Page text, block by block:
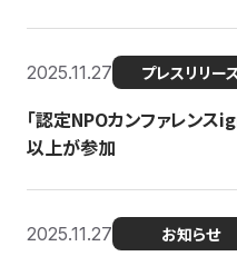
2025.11.27 プレスリリー
「認定NPOカンファレン
以上が参加
2025.11.27 お知らせ